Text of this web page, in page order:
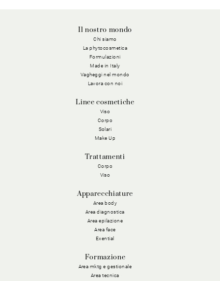
Il nostro mondo
Chi siamo
La phytocosmetica
Formulazioni
Made in Italy
Vagheggi nel mondo
Lavora con noi
Linee cosmetiche
Viso
Corpo
Solari
Make Up
Trattamenti
Corpo
Viso
Apparecchiature
Area body
Area diagnostica
Area epilazione
Area face
Exential
Formazione
Area mktg e gestionale
Area tecnica